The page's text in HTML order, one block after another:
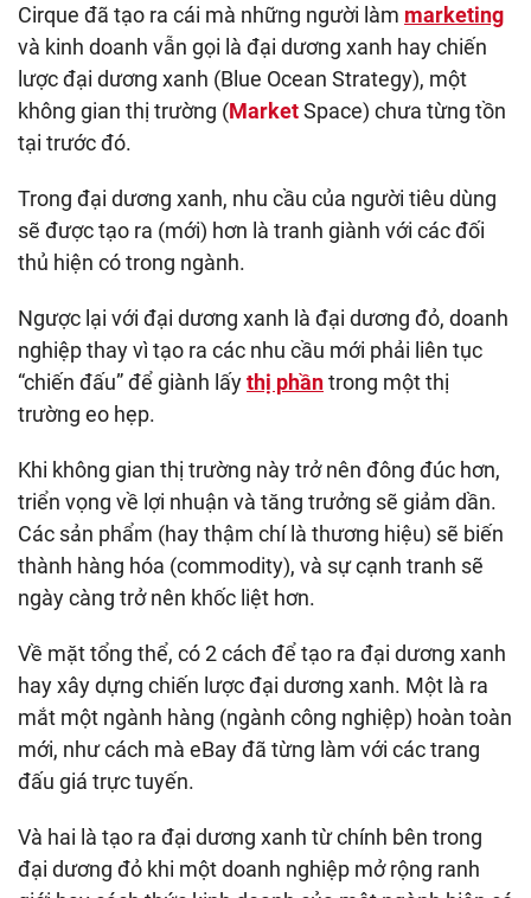
Cirque đã tạo ra cái mà những người làm marketing
và kinh doanh vẫn gọi là đại dương xanh hay chiến
lược đại dương xanh (Blue Ocean Strategy), một
không gian thị trường (MarketSpace) chưa từng tồn
tại trước đó.
Trong đại dương xanh, nhu cầu của người tiêu dùng
sẽ được tạo ra (mới) hơn là tranh giành với các đối
thủ hiện có trong ngành.
Ngược lại với đại dương xanh là đại dương đỏ, doanh
nghiệp thay vì tạo ra các nhu cầu mới phải liên tục
“chiến đấu” để giành lấythị phầntrong một thị
trường eo hẹp.
Khi không gian thị trường này trở nên đông đúc hơn,
triển vọng về lợi nhuận và tăng trưởng sẽ giảm dần.
Các sản phẩm (hay thậm chí là thương hiệu) sẽ biến
thành hàng hóa (commodity), và sự cạnh tranh sẽ
ngày càng trở nên khốc liệt hơn.
Về mặt tổng thể, có 2 cách để tạo ra đại dương xanh
hay xây dựng chiến lược đại dương xanh. Một là ra
mắt một ngành hàng (ngành công nghiệp) hoàn toàn
mới, như cách mà eBay đã từng làm với các trang
đấu giá trực tuyến.
Và hai là tạo ra đại dương xanh từ chính bên trong
đại dương đỏ khi một doanh nghiệp mở rộng ranh